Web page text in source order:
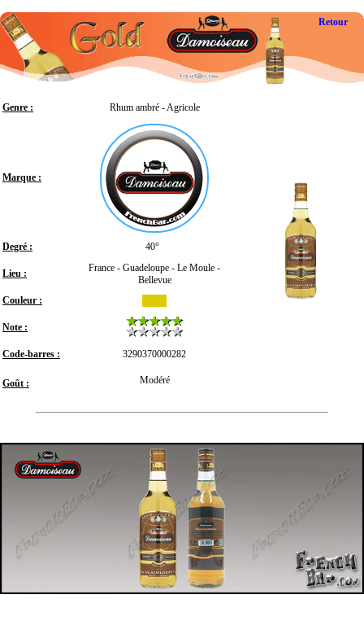
Retour
Genre : Rhum ambré - Agricole
Marque :
Degré : 40°
Lieu :
France - Guadeloupe - Le Moule -
Bellevue
Couleur :
Note :
Code-barres : 3290370000282
Goût : Modéré